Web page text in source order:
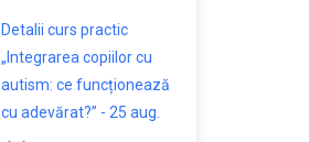
Detalii curs practic
„Integrarea copiilor cu
autism: ce funcționează
cu adevărat?” - 25 aug.